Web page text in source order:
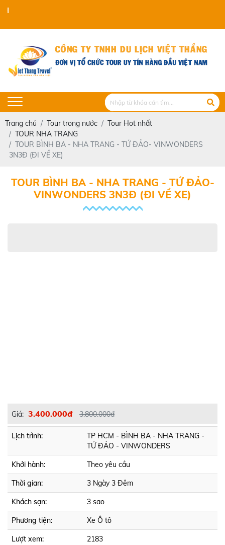
Trang chủ Tour trong nước
Tour Hot nhất
TOUR NHA TRANG
TOUR BÌNH BA - NHA TRANG - TỨ ĐẢO- VINWONDERS
3N3Đ (ĐI VỀ XE)
TOUR BÌNH BA - NHA TRANG - TỨ ĐẢO-
VINWONDERS 3N3Đ (ĐI VỀ XE)
Giá: 3.400.000đ 3.800.000đ
Lịch trình:
TP HCM - BÌNH BA - NHA TRANG -
TỨ ĐẢO - VINWONDERS
Khởi hành: Theo yêu cầu
Thời gian: 3 Ngày 3 Đêm
Khách sạn: 3 sao
Phương tiện: Xe Ô tô
Lượt xem: 2183